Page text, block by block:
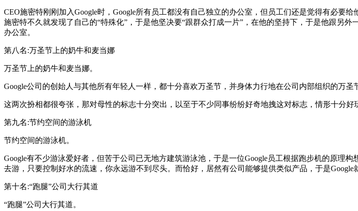
CEO施密特刚刚加入Google时，Google所有员工都没有自己独立的办公室，但员工们还是觉得有必要
施密特不久就发现了自己的“特殊化”，于是他坚决要“跟群众打成一片”，在他的坚持下，于是他跟另
办公室。
第八名:万圣节上的奶牛和麦当娜
万圣节上的奶牛和麦当娜。
Google公司的创始人与其他所有年轻人一样，都十分喜欢万圣节，并身体力行地在公司内部组织的万
这两次扮相都很夸张，那对母性的标志十分突出，以至于不少同事纷纷好奇地拽这对标志，情形十分好
第九名:节约空间的游泳机
节约空间的游泳机。
Google有不少游泳爱好者，但苦于公司已无地方建筑游泳池，于是一位Google员工根据跑步机的原理
去游，只要控制好水的流速，你永远游不到尽头。而恰好，居然有公司能够提供类似产品，于是Google
第十名:“跑腿”公司大行其道
“跑腿”公司大行其道。